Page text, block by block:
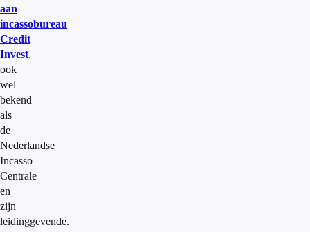
aan
incassobureau
Credit
Invest,
ook
wel
bekend
als
de
Nederlandse
Incasso
Centrale
en
zijn
leidinggevende.